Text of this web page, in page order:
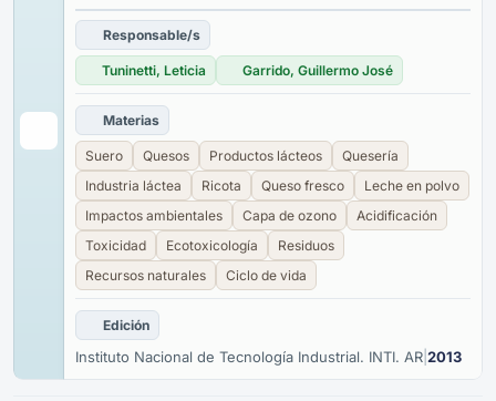
Responsable/s
Tuninetti, Leticia Garrido, Guillermo José
Materias
Suero Quesos Productos lácteos
Quesería
Industria láctea
Ricota Queso fresco
Leche en polvo
Impactos ambientales
Capa de ozono
Acidificación
Toxicidad
Ecotoxicología
Residuos
Recursos naturales
Ciclo de vida
Edición
Instituto Nacional de Tecnología Industrial. INTI. AR 2013